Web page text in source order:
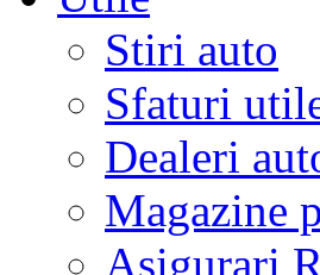
Stiri auto
Sfaturi
Dealeri
Magazine
Asigurari